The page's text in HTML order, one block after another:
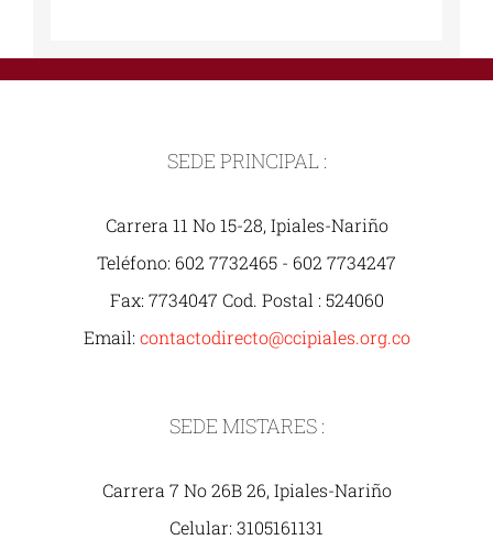
SEDE PRINCIPAL :
Carrera 11 No 15-28, Ipiales-Nariño
Teléfono: 602 7732465 - 602 7734247
Fax: 7734047 Cod. Postal : 524060
Email: contactodirecto@ccipiales.org.co
SEDE MISTARES :
Carrera 7 No 26B 26, Ipiales-Nariño
Celular: 3105161131